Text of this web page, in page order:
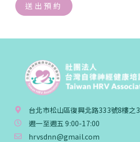
送出預約
台北市松山區復興北路333號8樓之3
週一至週五 9:00-17:00
hrvsdnn@gmail.com